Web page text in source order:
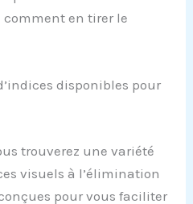
comment en tirer le
disponibles pour
trouverez une variété
visuels à l’élimination
pour vous faciliter